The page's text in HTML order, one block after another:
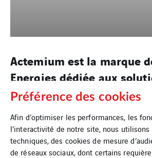
Actemium est la marque
Energies dédiée aux
industrielles
Préférence des cookies
Afin d’optimiser les performances, les
l’interactivité de notre site, nous utilisons
techniques, des cookies de mesure
de réseaux sociaux, dont certains